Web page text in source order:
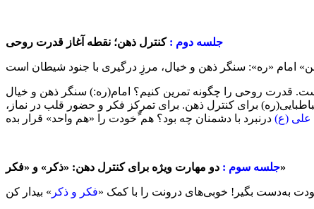
جلسه دوم : کنترل ذهن؛ نقطه آغاز قدرت روحی
قدرت روحی را چگونه تمرین کنیم؟ امام(ره:) سنگر ذهن و خیال
برای کنترل ذهن. برای تمرکز فکر و حضور قلب در نماز،
علی (ع)
جلسه سوم :دو مهارت ویژه برای کنترل دهن: «ذکر» و «فکر»
به‌دست بگیر! خوبی‌های درونت را با کمک «فکر و ذکر